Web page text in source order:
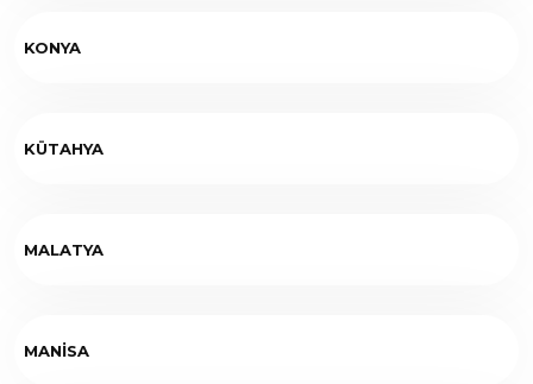
KONYA
KÜTAHYA
MALATYA
MANİSA